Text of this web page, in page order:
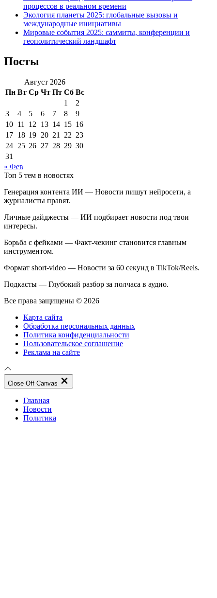
процессов в реальном времени
Экология планеты 2025: глобальные вызовы и
международные инициативы
Мировые события 2025: саммиты, конференции и
геополитический ландшафт
Посты
Август 2026
Пн Вт Ср Чт Пт Сб Вс
1
2
3
4 5 6 7 8
9
10 11 12 13 14 15 16
17 18 19 20 21 22 23
24 25 26 27 28 29 30
31
« Фев
Топ 5 тем в новостях
Генерация контента ИИ — Новости пишут нейросети, а
журналисты правят.
Личные дайджесты — ИИ подбирает новости под твои
интересы.
Борьба с фейками — Факт-чекинг становится главным
инструментом.
Формат short-video — Новости за 60 секунд в TikTok/Reels.
Подкасты — Глубокий разбор за полчаса в аудио.
Все права защищены © 2026
Карта сайта
Обработка персональных данных
Политика конфиденциальности
Пользовательское соглашение
Реклама на сайте
Close Off Canvas
Главная
Новости
Политика